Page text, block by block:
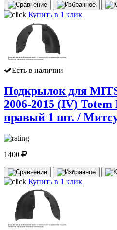
Купить в 1 клик
Есть в наличии
Подкрылок для
2006-2015 (IV)
правый 1 шт. /
1400
Купить в 1 клик